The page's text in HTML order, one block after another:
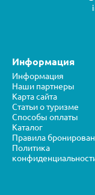
Информация
Информация
Наши партнеры
Карта сайта
Статьи о туризме
Способы оплаты
Каталог
Правила
Политика